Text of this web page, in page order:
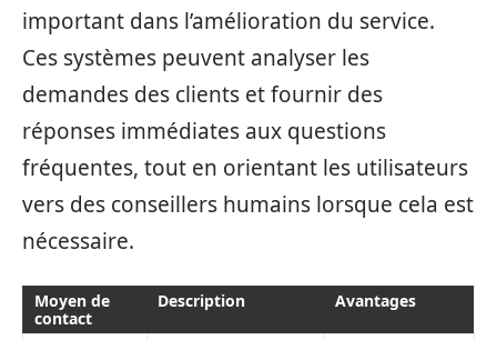
important dans l’amélioration du service.
Ces systèmes peuvent analyser les
demandes des clients et fournir des
réponses immédiates aux questions
fréquentes, tout en orientant les utilisateurs
vers des conseillers humains lorsque cela est
nécessaire.
Moyen de
contact
Description Avantages